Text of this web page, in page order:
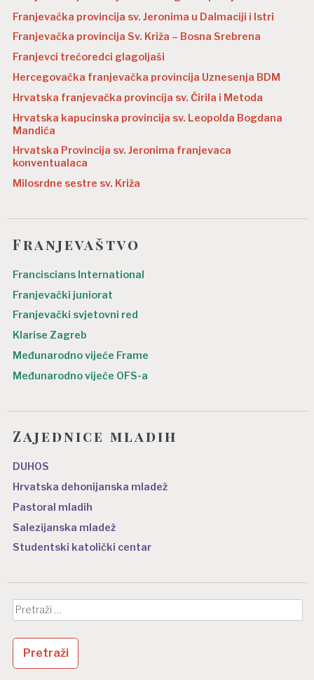
Franjevačka provincija sv. Jeronima u Dalmaciji i Istri
Franjevačka provincija Sv. Križa – Bosna Srebrena
Franjevci trećoredci glagoljaši
Hercegovačka franjevačka provincija Uznesenja BDM
Hrvatska franjevačka provincija sv. Ćirila i Metoda
Hrvatska kapucinska provincija sv. Leopolda Bogdana
Mandića
Hrvatska Provincija sv. Jeronima franjevaca
konventualaca
Milosrdne sestre sv. Križa
Franjevaštvo
Franciscians International
Franjevački juniorat
Franjevački svjetovni red
Klarise Zagreb
Međunarodno vijeće Frame
Međunarodno vijeće OFS-a
Zajednice mladih
DUHOS
Hrvatska dehonijanska mladež
Pastoral mladih
Salezijanska mladež
Studentski katolički centar
Pretraži: